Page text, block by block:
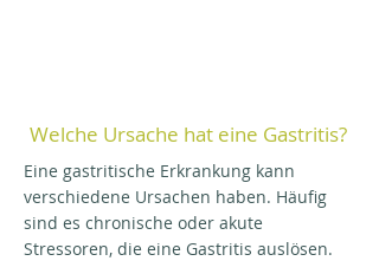
Welche Ursache hat eine Gastritis?
Eine gastritische Erkrankung kann
verschiedene Ursachen haben. Häufig
sind es chronische oder akute
Stressoren, die eine Gastritis auslösen.